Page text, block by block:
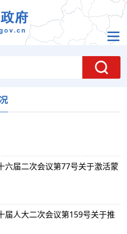
六届二次会议第77号关于激活蒙
届人大二次会议第159号关于推